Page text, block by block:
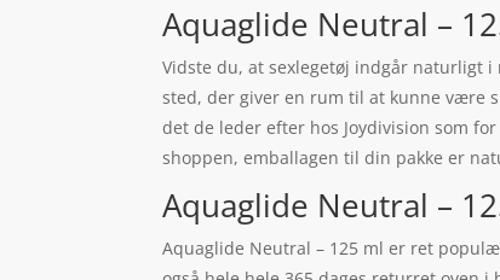
Aquaglide Neutral –
Vidste du, at sexlegetøj indgår naturligt
sted, der giver en rum til at kunne være
det de leder efter hos Joydivision som
shoppen, emballagen til din pakke er
Aquaglide Neutral –
Aquaglide Neutral – 125 ml er ret